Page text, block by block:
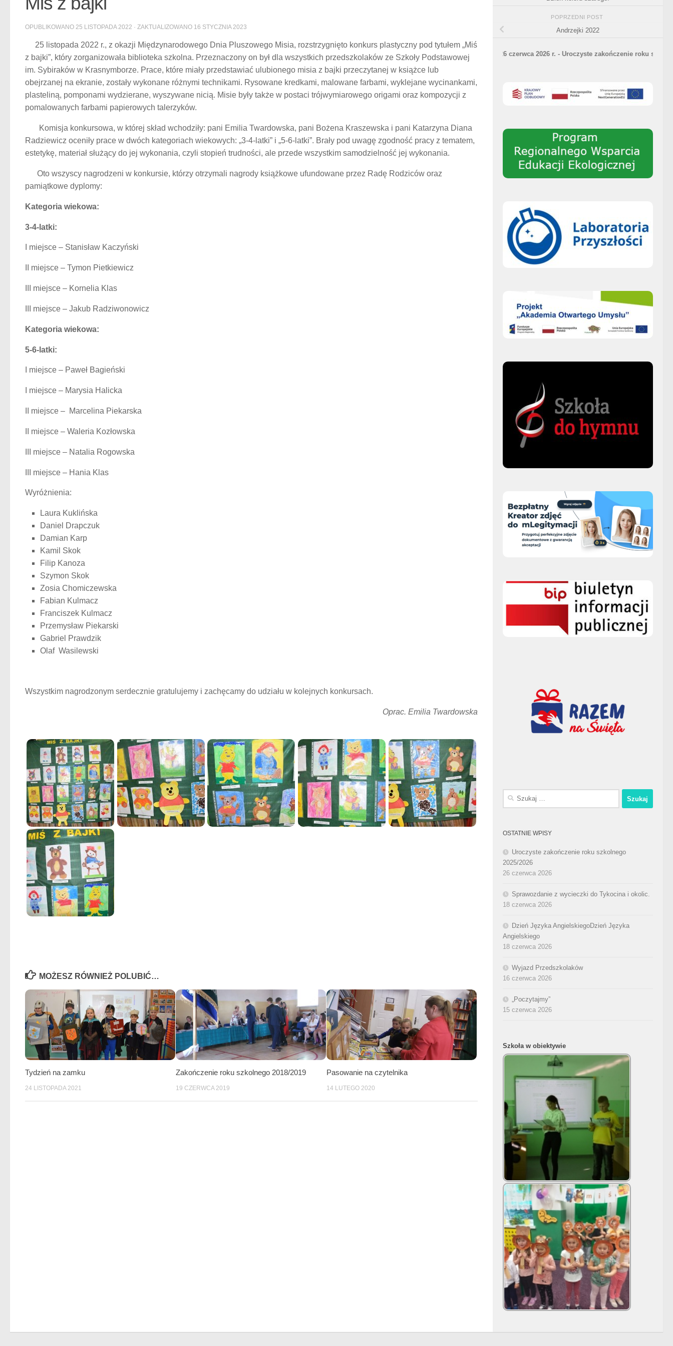
OPUBLIKOWANO 25 LISTOPADA 2022 · ZAKTUALIZOWANO 16 STYCZNIA 2023
25 listopada 2022 r., z okazji Międzynarodowego Dnia Pluszowego Misia, rozstrzygnięto konkurs plastyczny pod tytułem „Miś
z bajki”, który zorganizowała biblioteka szkolna. Przeznaczony on był dla wszystkich przedszkolaków ze Szkoły Podstawowej
im. Sybiraków w Krasnymborze. Prace, które miały przedstawiać ulubionego misia z bajki przeczytanej w książce lub
obejrzanej na ekranie, zostały wykonane różnymi technikami. Rysowane kredkami, malowane farbami, wyklejane wycinankami,
plasteliną, pomponami wydzierane, wyszywane nicią. Misie były także w postaci trójwymiarowego origami oraz kompozycji z
pomalowanych farbami papierowych talerzyków.
Komisja konkursowa, w której skład wchodziły: pani Emilia Twardowska, pani Bożena Kraszewska i pani Katarzyna Diana
Radziewicz oceniły prace w dwóch kategoriach wiekowych: „3-4-latki” i „5-6-latki”. Brały pod uwagę zgodność pracy z tematem,
estetykę, materiał służący do jej wykonania, czyli stopień trudności, ale przede wszystkim samodzielność jej wykonania.
Oto wszyscy nagrodzeni w konkursie, którzy otrzymali nagrody książkowe ufundowane przez Radę Rodziców oraz
pamiątkowe dyplomy:
Kategoria wiekowa:
3-4-latki:
I miejsce – Stanisław Kaczyński
II miejsce – Tymon Pietkiewicz
III miejsce – Kornelia Klas
III miejsce – Jakub Radziwonowicz
Kategoria wiekowa:
5-6-latki:
I miejsce – Paweł Bagieński
I miejsce – Marysia Halicka
II miejsce – Marcelina Piekarska
II miejsce – Waleria Kozłowska
III miejsce – Natalia Rogowska
III miejsce – Hania Klas
Wyróżnienia:
Laura Kuklińska
Daniel Drapczuk
Damian Karp
Kamil Skok
Filip Kanoza
Szymon Skok
Zosia Chomiczewska
Fabian Kulmacz
Franciszek Kulmacz
Przemysław Piekarski
Gabriel Prawdzik
Olaf Wasilewski
Wszystkim nagrodzonym serdecznie gratulujemy i zachęcamy do udziału w kolejnych konkursach.
Oprac. Emilia Twardowska
MOŻESZ RÓWNIEŻ POLUBIĆ…
Tydzień na zamku
24 LISTOPADA 2021
Zakończenie roku szkolnego 2018/2019
19 CZERWCA 2019
Pasowanie na czytelnika
14 LUTEGO 2020
POPRZEDNI POST
Andrzejki 2022
26 czerwca 2026 r. - Uroczyste zakończenie roku szkolnego 2025/
Szukaj:
OSTATNIE WPISY
Uroczyste zakończenie roku szkolnego
2025/2026
26 czerwca 2026
Sprawozdanie z wycieczki do Tykocina i okolic.
18 czerwca 2026
Dzień Języka AngielskiegoDzień Języka
Angielskiego
18 czerwca 2026
Wyjazd Przedszkolaków
16 czerwca 2026
„Poczytajmy”
15 czerwca 2026
Szkoła w obiektywie